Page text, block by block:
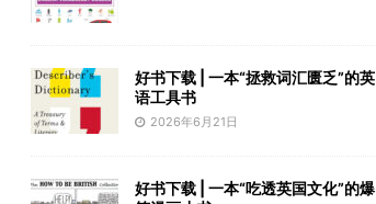
好书下载 | 一本“拯救词汇匮乏”的英
语工具书
2026年6月21日
好书下载 | 一本“吃透英国文化”的爆